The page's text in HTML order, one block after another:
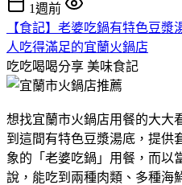
1週前
【食記】老婆吃鍋有特色豆
人吃得滿足的宜蘭火鍋店
吃吃喝喝分享 美味食記
想找宜蘭市火鍋店用餐的大大
到這間有特色豆漿湯底，提供
象的「老婆吃鍋」用餐，而以
說，能吃到兩種肉類、多種海